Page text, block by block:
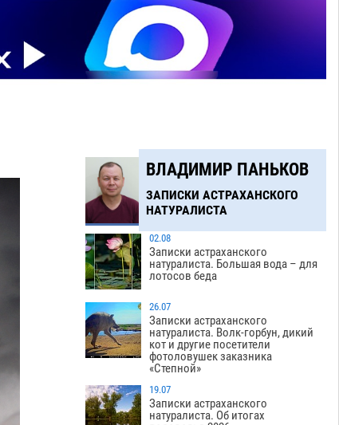
ВЛАДИМИР ПАНЬКОВ
ЗАПИСКИ АСТРАХАНСКОГО
НАТУРАЛИСТА
02.08
Записки астраханского
натуралиста. Большая вода – для
лотосов беда
26.07
Записки астраханского
натуралиста. Волк-горбун, дикий
кот и другие посетители
фотоловушек заказника
«Степной»
19.07
Записки астраханского
натуралиста. Об итогах